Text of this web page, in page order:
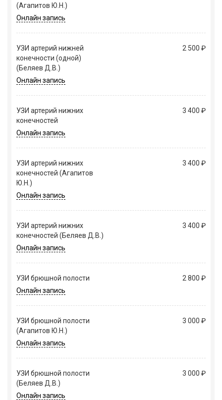
(Агапитов Ю.Н.)
Онлайн запись
УЗИ артерий нижней
конечности (одной)
(Беляев Д.В.)
2 500 ₽
Онлайн запись
УЗИ артерий нижних
конечностей
3 400 ₽
Онлайн запись
УЗИ артерий нижних
конечностей (Агапитов
Ю.Н.)
3 400 ₽
Онлайн запись
УЗИ артерий нижних
конечностей (Беляев Д.В.)
3 400 ₽
Онлайн запись
УЗИ брюшной полости
2 800 ₽
Онлайн запись
УЗИ брюшной полости
(Агапитов Ю.Н.)
3 000 ₽
Онлайн запись
УЗИ брюшной полости
(Беляев Д.В.)
3 000 ₽
Онлайн запись